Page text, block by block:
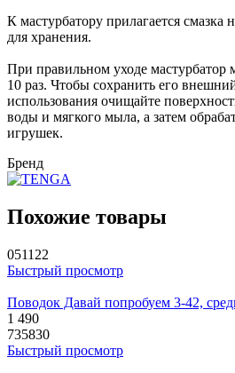
К мастурбатору прилагается смазка
для хранения.
При правильном уходе мастурбатор
10 раз. Чтобы сохранить его
использования очищайте
воды и мягкого мыла, а затем
игрушек.
Бренд
Похожие товары
051122
Быстрый просмотр
Поводок Давай попробуем 3-42,
1 490
735830
Быстрый просмотр